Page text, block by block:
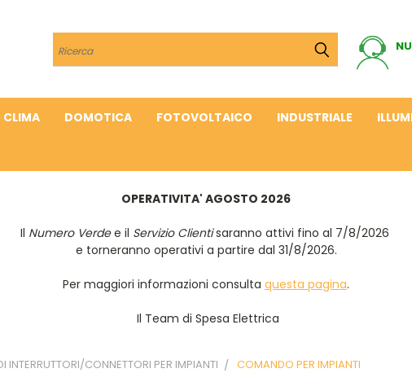
Cerca
CLIMA DOMOTICA FOTOVOLTAICO INDUSTRIALE
OPERATIVITA' AGOSTO 2026
Il Numero Verdee il Servizio Clientisaranno attivi fino al 7/8/2026
e torneranno operativi a partire dal 31/8/2026.
Per maggiori informazioni consulta questa pagina.
Il Team di Spesa Elettrica
INTERRUTTORI/CONNETTORI PER IMPIANTI COMANDO PER IMPIANTI